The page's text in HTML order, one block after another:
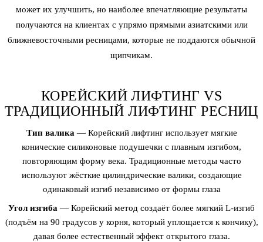
может их улучшить, но наиболее впечатляющие результаты
получаются на клиентах с упрямо прямыми азиатскими или
ближневосточными ресницами, которые не поддаются обычной
щипчикам.
КОРЕЙСКИЙ ЛИФТИНГ VS
ТРАДИЦИОННЫЙ ЛИФТИНГ РЕСНИЦ
Тип валика— Корейский лифтинг использует мягкие
конические силиконовые подушечки с плавным изгибом,
повторяющим форму века. Традиционные методы часто
используют жёсткие цилиндрические валики, создающие
одинаковый изгиб независимо от формы глаза
Угол изгиба — Корейский метод создаёт более мягкий L-изгиб
(подъём на 90 градусов у корня, который уплощается к кончику),
давая более естественный эффект открытого глаза.